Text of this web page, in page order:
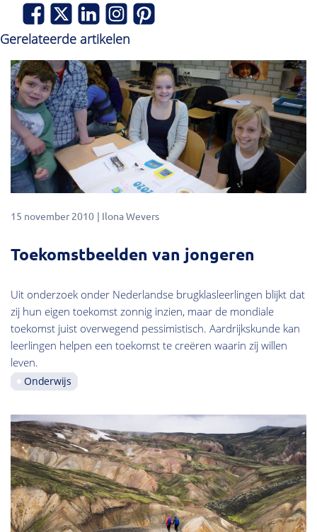
Gerelateerde artikelen
15 november 2010 Ilona Wevers
Toekomstbeelden van jongeren
Uit onderzoek onder Nederlandse brugklasleerlingen blijkt dat
zij hun eigen toekomst zonnig inzien, maar de mondiale
toekomst juist overwegend pessimistisch. Aardrijkskunde kan
leerlingen helpen een toekomst te creëren waarin zij willen
leven.
Onderwijs